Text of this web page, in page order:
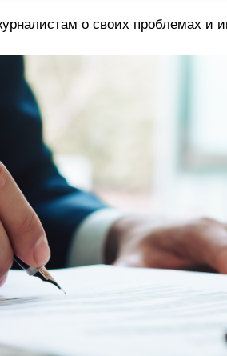
о своих проблемах и